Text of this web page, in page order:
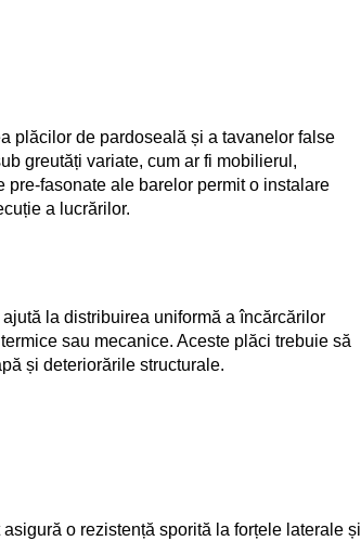
plăcilor de pardoseală și a tavanelor false
greutăți variate, cum ar fi mobilierul,
fasonate ale barelor permit o instalare
a lucrărilor.
la distribuirea uniformă a încărcărilor
sau mecanice. Aceste plăci trebuie să
și deteriorările structurale.
o rezistență sporită la forțele laterale și